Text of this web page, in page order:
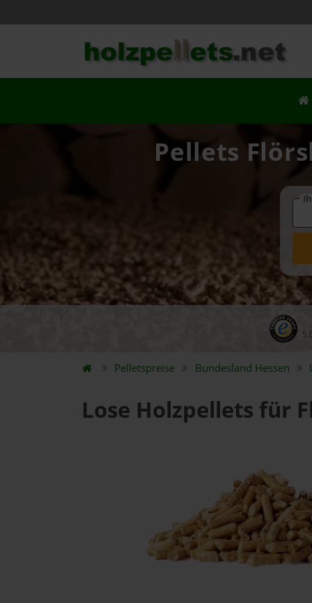
Pellets
Pelletspreise Bundesland Hessen
Lose Holzpellets für